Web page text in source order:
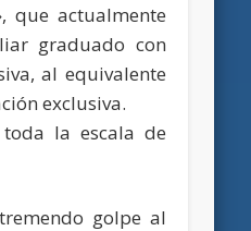
que actualmente
graduado con
al equivalente
exclusiva.
la escala de
golpe al